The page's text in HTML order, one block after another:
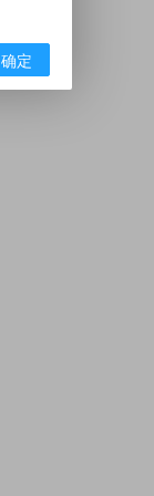
确定